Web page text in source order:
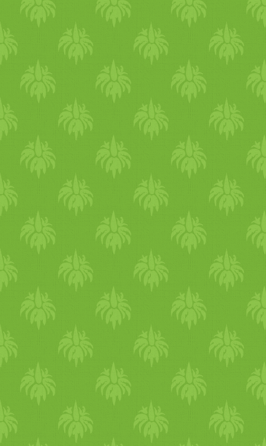
rugalmas bőr, tónusos
emelkedés, egyenlő
állatot, akinek szeretetet
nélkül kaphatsz, aki vár
szeret, tanít, mindig
gondoskodni. +1:
tükörbe! Mosolyogj, és
szíved, lélegzel! Új
kihívások...minden nap új